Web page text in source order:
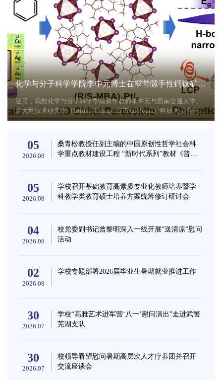
校党委全委会审议“十五五”事业发展规划
7月28日，中共安徽师范大学第十二届委员会第三次全体会议召开，
专题研究学校“十五五”事业发展规划和学科专业设置调整优化实施
方案。在校党委常委、党委委员参加会议。校党委书记王峰主持会
省部级主要领导干部学习贯彻党的二十届四中全会精神专题研讨班
上的讲话》和《教育发展“十五五”规划》，听取并审议了《安徽师
范大学“十四五”事业发展规划总结报告》《安徽师范大学“...
生命科学学院朱晨教授团队在国际知名期刊《PNAS》发表重要成...
近日，我校生命科学学院特任教授朱晨老师团队在国际知名学术期
刊《Proceedings of the National Academy of Sciences of the United
States of America》（PNAS，美国科学院院刊）发表题为《A Fungal
of MKK5》的研究论文。该研究揭示了植物病原真菌逃避宿主免疫
监视的新机制，为抗黄萎病分子设计育种提供了重要理论基础和遗
传靶点。安徽师范大学为论文第一完成单位，...
我校清洁能源与催化安徽省基础学科研究中心在热催化加氢领域...
近日，我校清洁能源与催化安徽省基础学科研究中心刘欢副教授/赵
国锋教授联合清华大学李亚栋院士等研究团队，在热催化加氢领域
取得重要研究进展。相关研究成果以“Homonuclear dual-atom cobalt
在线发表于国际顶级期刊《Angewandte Chemie International
Edition》。原文链接：
https://onlinelibrary.wiley.com/doi/10.1002/anie.2095526选择性加氢
化学与分子科学学院李中元博士在窄带隙手性钙钛矿研究领域取...
近日，我校化学与分子科学学院青年教师李中元与西南交通大学、
意大利技术研究院（Istituto Italiano di Tecnologia）科研人员合作，
成功构筑了一对兼具窄带隙、宽光谱响应和手性光电特性的零维手
Chiral Hybrid Perovskites”为题，发表在国际化学领域权威期刊
《Journal of the American Chemical Society》（JACS）上。原文链
接：https://doi.org/10.1021/jacs.6c07362。...
05
2026.08
桑青松教授任副主编的中国原创性哲学社会科
学重点教材建设工程 “新时代系列”教材《普通
05
2026.08
学校召开基础教育高素质专业化教师培养暨学
科教学类教育硕士培养方案统筹修订研讨会
04
2026.08
校党委副书记曾黎明深入一线开展“送清凉”慰问
活动
02
2026.08
学校专题部署2026届毕业生暑期就业推进工作
30
2026.07
学校“高雅艺术进军营‘八一’慰问演出”走进武警
芜湖支队
30
2026.07
校领导看望慰问暑期高层次人才疗养团并召开
交流座谈会